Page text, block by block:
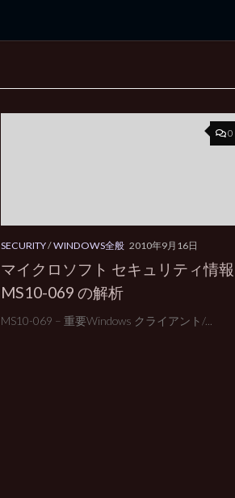
0
SECURITY/WINDOWS全般 2010年9月16日
マイクロソフト セキュリティ情報
MS10-069 の解析
MS10-069 – 重要Windows クライアント/...